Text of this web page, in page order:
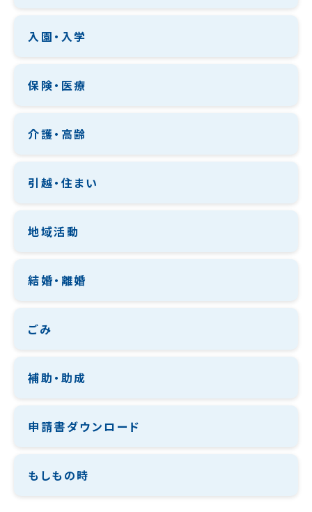
入園・入学
保険・医療
介護・高齢
引越・住まい
地域活動
結婚・離婚
ごみ
補助・助成
申請書ダウンロード
もしもの時